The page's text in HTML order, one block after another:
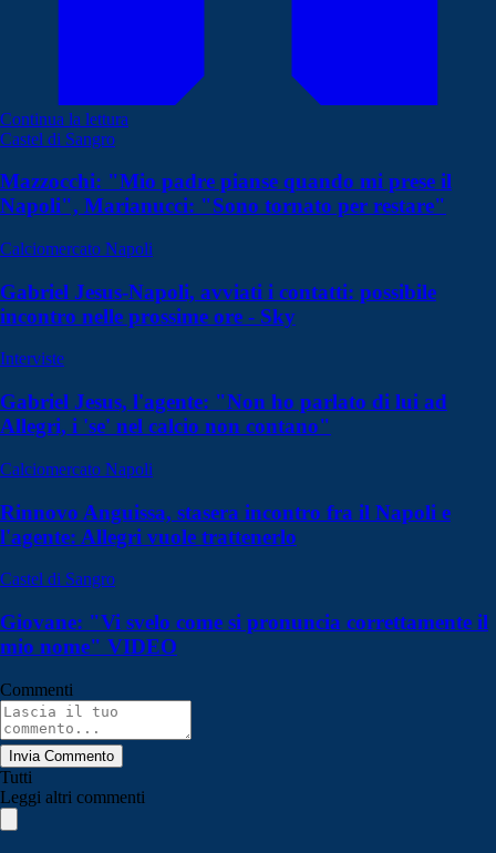
Continua la lettura
Castel di Sangro
Mazzocchi: "Mio padre pianse quando mi prese il
Napoli", Marianucci: "Sono tornato per restare"
Calciomercato Napoli
Gabriel Jesus-Napoli, avviati i contatti: possibile
incontro nelle prossime ore - Sky
Interviste
Gabriel Jesus, l'agente: "Non ho parlato di lui ad
Allegri, i 'se' nel calcio non contano"
Calciomercato Napoli
Rinnovo Anguissa, stasera incontro fra il Napoli e
l'agente: Allegri vuole trattenerlo
Castel di Sangro
Giovane: "Vi svelo come si pronuncia correttamente il
mio nome" VIDEO
Commenti
Invia Commento
Tutti
Leggi altri commenti